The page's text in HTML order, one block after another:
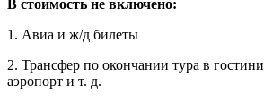
В стоимость не включено:
1. Авиа и ж/д билеты
2. Трансфер по окончании тура в
аэропорт и т. д.